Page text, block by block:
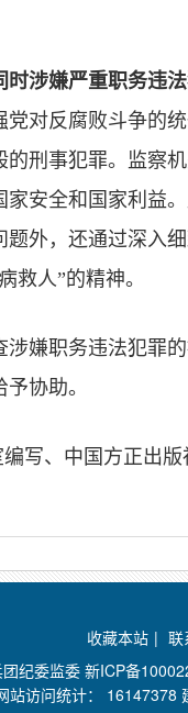
涉嫌严重职务违
对反腐败斗争的
刑事犯罪。监察
安全和国家利益
外，还通过深入
救人”的精神。
嫌职务违法犯罪
协助。
写、中国方正出
收藏本站 | 联
纪委监委 新ICP备
访问统计： 16147378